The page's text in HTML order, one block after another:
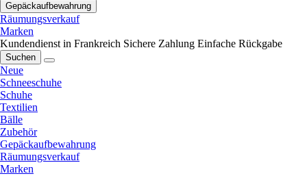
Gepäckaufbewahrung
Räumungsverkauf
Marken
Kundendienst in Frankreich Sichere Zahlung Einfache Rückgabe
Suchen
Neue
Schneeschuhe
Schuhe
Textilien
Bälle
Zubehör
Gepäckaufbewahrung
Räumungsverkauf
Marken